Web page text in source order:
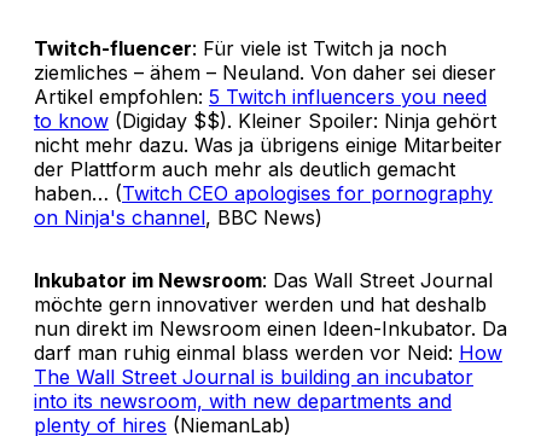
Twitch-fluencer: Für viele ist Twitch ja noch
ziemliches – ähem – Neuland. Von daher sei dieser
Artikel empfohlen: 5 Twitch influencers you need
to know (Digiday $$). Kleiner Spoiler: Ninja gehört
nicht mehr dazu. Was ja übrigens einige Mitarbeiter
der Plattform auch mehr als deutlich gemacht
haben… (Twitch CEO apologises for pornography
on Ninja's channel, BBC News)
Inkubator im Newsroom: Das Wall Street Journal
möchte gern innovativer werden und hat deshalb
nun direkt im Newsroom einen Ideen-Inkubator. Da
darf man ruhig einmal blass werden vor Neid: How
The Wall Street Journal is building an incubator
into its newsroom, with new departments and
plenty of hires (NiemanLab)